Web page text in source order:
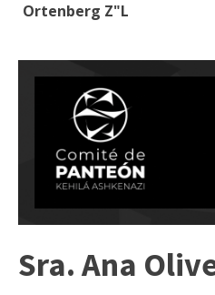
Ortenberg Z"L
Sra. Ana